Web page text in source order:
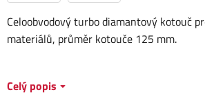
Celoobvodový turbo diamantový kotouč
materiálů, průměr kotouče 125 mm.
Celý popis